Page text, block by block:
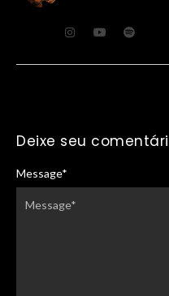
Deixe seu
Message*